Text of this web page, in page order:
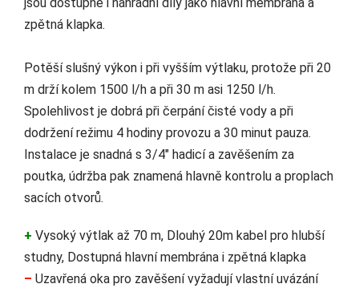
zpětná klapka.
Potěší slušný výkon i při vyšším výtlaku, protože při 20
m drží kolem 1500 l/h a při 30 m asi 1250 l/h.
Spolehlivost je dobrá při čerpání čisté vody a při
dodržení režimu 4 hodiny provozu a 30 minut pauza.
Instalace je snadná s 3/4" hadicí a zavěšením za
poutka, údržba pak znamená hlavně kontrolu a proplach
sacích otvorů.
+ Vysoký výtlak až 70 m, Dlouhý 20m kabel pro hlubší
studny, Dostupná hlavní membrána i zpětná klapka
– Uzavřená oka pro zavěšení vyžadují vlastní uvázání